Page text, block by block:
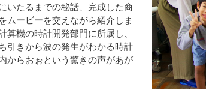
いたるまでの秘話、完成した商
ムービーを交えながら紹介しま
算機の時計開発部門に所属し、
引きから波の発生がわかる時計
からおぉという驚きの声があが